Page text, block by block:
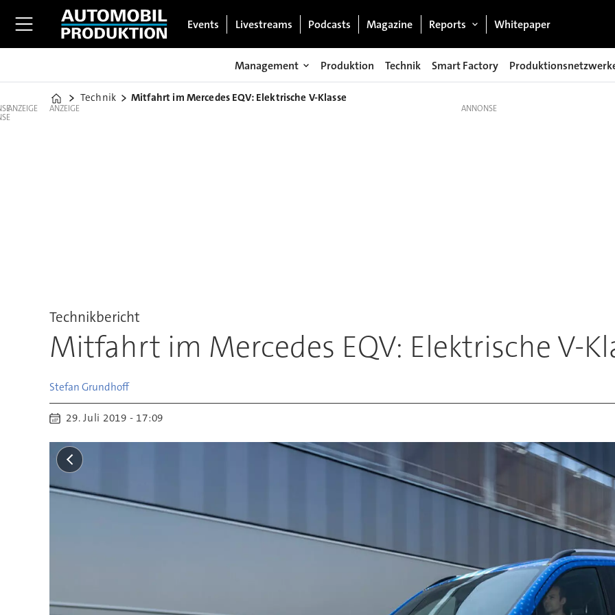
Events Livestreams Podcasts Magazine Reports Whitepaper
Management Produktion Technik Smart Factory
Home
Technik Mitfahrt im Mercedes EQV: Elektrische V-Klasse
ANZEIGE ANZEIGE
Technikbericht
Mitfahrt im Mercedes EQV: Elektrische V-
Stefan Grundhoff
29. Juli 2019 - 17:09